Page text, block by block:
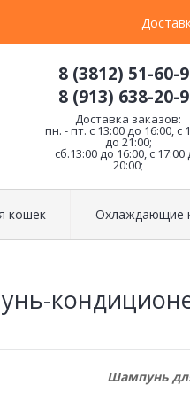
8 (3812) 51-60-
8 (913) 638-20-
Доставка заказов:
пн. - пт. с 13:00 до 16:00, с
до 21:00;
сб.13:00 до 16:00, с 17:00
20:00;
кошек Охлаждающие
Шампунь